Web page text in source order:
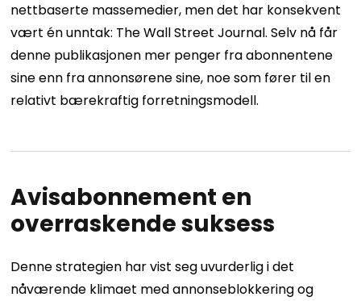
nettbaserte massemedier, men det har konsekvent
vært én unntak: The Wall Street Journal. Selv nå får
denne publikasjonen mer penger fra abonnentene
sine enn fra annonsørene sine, noe som fører til en
relativt bærekraftig forretningsmodell.
Avisabonnement en
overraskende suksess
Denne strategien har vist seg uvurderlig i det
nåværende klimaet med annonseblokkering og